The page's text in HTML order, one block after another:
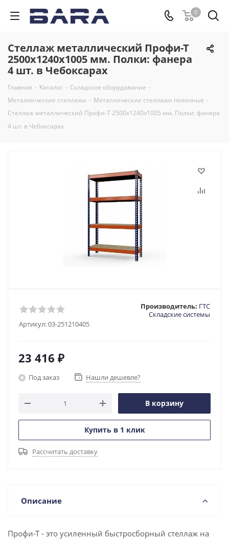
0
Стеллаж металлический Профи-Т
2500x1240x1005 мм. Полки: фанера
4 шт. в Чебоксарах
Главная - Каталог - Складское оборудование -
Металлические стеллажи - Металлические стеллажи полочные -
Стеллаж металлический Профи-Т 2500x1240x1005 мм. Полки: фанера
4 шт. в Чебоксарах
Артикул:03-251210405
Производитель: ГТС
Складские системы
23 416 ₽
Под заказ Нашли дешевле?
В корзину
Купить в 1 клик
Рассчитать доставку
Описание
Профи-Т - это усиленный быстросборный стеллаж на